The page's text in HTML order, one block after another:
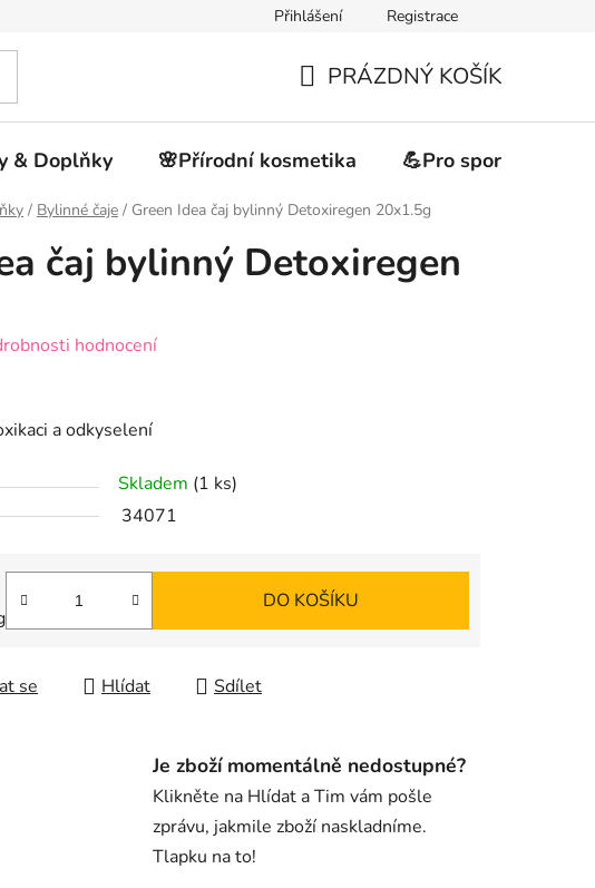
Obchodní podmínky Podmínky ochrany osobních
Přihlášení Registrace
KOŠÍK
PRÁZDNÝ KOŠÍK
& Doplňky 🌸Přírodní kosmetika 💪Pro sportovce
/ Bylinné čaje / Green Idea čaj bylinný Detoxiregen 20x1.5g
čaj bylinný Detoxiregen
hodnocení
a odkyselení
Skladem (1 ks)
34071
DO KOŠÍKU
se Hlídat Sdílet
Je zboží momentálně nedostupné?
Klikněte na Hlídat a Tim vám pošle
zprávu, jakmile zboží naskladníme.
Tlapku na to!